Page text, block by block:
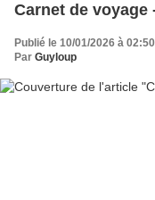
Carnet de voyage
Publié le 10/01/2026 à 02:50
Par Guyloup